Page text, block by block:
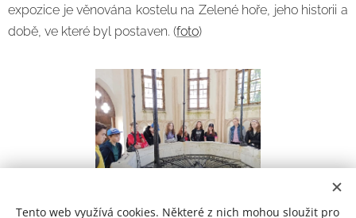
expozice je věnována kostelu na Zelené hoře, jeho historii a
době, ve které byl postaven. (foto)
Tento web využívá cookies. Některé z nich mohou sloužit pro